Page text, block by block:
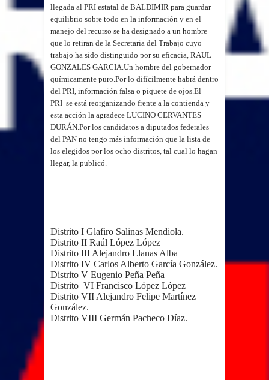
llegada al PRI estatal de BALDIMIR para guardar
equilibrio sobre todo en la información y en el
manejo del recurso se ha designado a un hombre
que lo retiran de la Secretaria del Trabajo cuyo
trabajo ha sido distinguido por su eficacia, RAUL
GONZALES GARCIA. Un hombre del gobernador
químicamente puro. Por lo difícilmente habrá dentro
del PRI, información falsa o piquete de ojos. El
PRI se está reorganizando frente a la contienda y
esta acción la agradece LUCINO CERVANTES
DURÁN. Por los candidatos a diputados federales
del PAN no tengo más información que la lista de
los elegidos por los ocho distritos, tal cual lo hagan
llegar, la publicó.
Distrito I Glafiro Salinas Mendiola.
Distrito II Raúl López López
Distrito III Alejandro Llanas Alba
Distrito IV Carlos Alberto García González.
Distrito V Eugenio Peña Peña
Distrito VI Francisco López López
Distrito VII Alejandro Felipe Martínez
González.
Distrito VIII Germán Pacheco Díaz.